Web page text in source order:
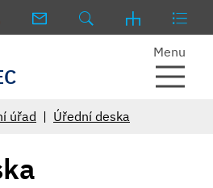
Menu
úřad Úřední deska